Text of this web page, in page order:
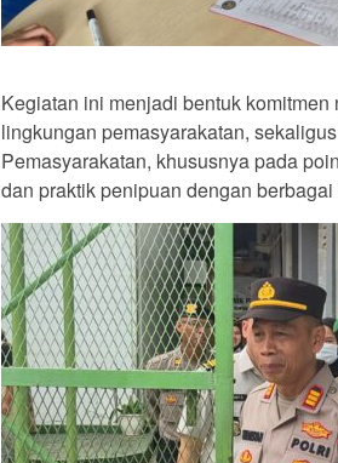
Kegiatan ini menjadi bentuk
lingkungan pemasyarakatan,
Pemasyarakatan, khususnya pada
dan praktik penipuan dengan